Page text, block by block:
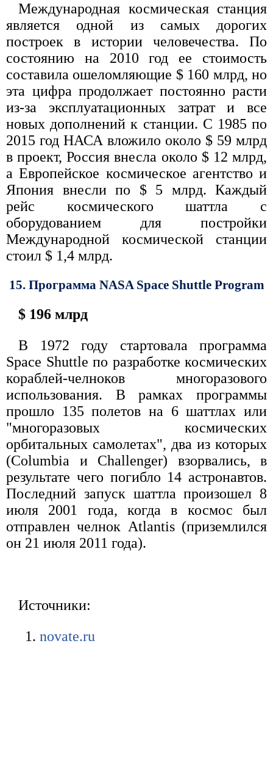
Международная космическая станция
является одной из самых дорогих
построек в истории человечества. По
состоянию на 2010 год ее стоимость
составила ошеломляющие $ 160 млрд, но
эта цифра продолжает постоянно расти
из-за эксплуатационных затрат и все
новых дополнений к станции. С 1985 по
2015 год НАСА вложило около $ 59 млрд
в проект, Россия внесла около $ 12 млрд,
а Европейское космическое агентство и
Япония внесли по $ 5 млрд. Каждый
рейс космического шаттла с
оборудованием для постройки
Международной космической станции
стоил $ 1,4 млрд.
15. Программа NASA Space Shuttle Program
$ 196 млрд
В 1972 году стартовала программа
Space Shuttle по разработке космических
кораблей-челноков многоразового
использования. В рамках программы
прошло 135 полетов на 6 шаттлах или
"многоразовых космических
орбитальных самолетах", два из которых
(Columbia и Challenger) взорвались, в
результате чего погибло 14 астронавтов.
Последний запуск шаттла произошел 8
июля 2001 года, когда в космос был
отправлен челнок Atlantis (приземлился
он 21 июля 2011 года).
Источники:
novate.ru